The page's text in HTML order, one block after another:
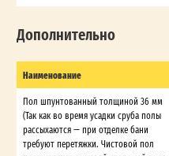
Дополнительно
Наименование
Пол шпунтованный толщиной 36 мм
(Так как во время усадки сруба полы
рассыхаются — при отделке бани
требуют перетяжки. Чистовой пол